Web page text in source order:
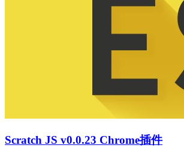
Scratch JS v0.0.23 Chrome插件